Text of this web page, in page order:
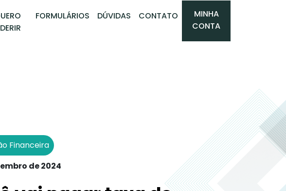
FORMULÁRIOS DÚVIDAS CONTATO
MINHA
CONTA
Financeira
de 2024